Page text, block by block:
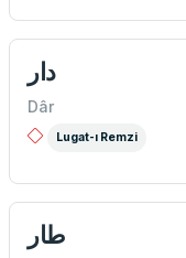
دار
Dâr
Lugat-ı Remzi
طار